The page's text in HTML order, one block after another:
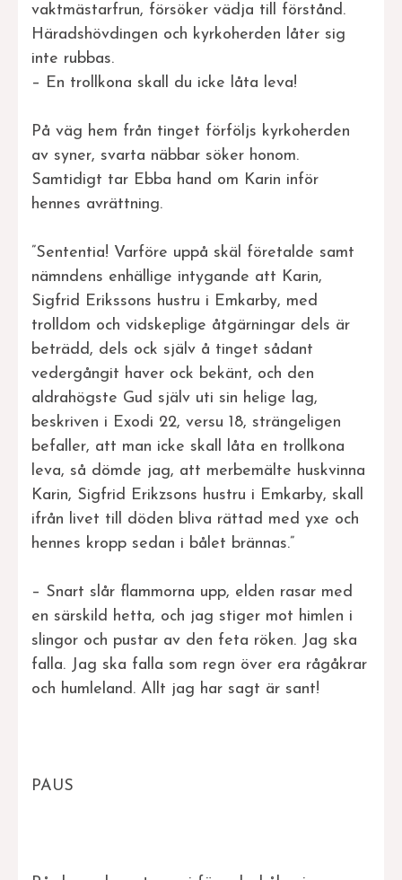
vaktmästarfrun, försöker vädja till förstånd.
Häradshövdingen och kyrkoherden låter sig
inte rubbas.
– En trollkona skall du icke låta leva!
På väg hem från tinget förföljs kyrkoherden
av syner, svarta näbbar söker honom.
Samtidigt tar Ebba hand om Karin inför
hennes avrättning.
”Sententia! Varföre uppå skäl företalde samt
nämndens enhällige intygande att Karin,
Sigfrid Erikssons hustru i Emkarby, med
trolldom och vidskeplige åtgärningar dels är
beträdd, dels ock själv å tinget sådant
vedergångit haver ock bekänt, och den
aldrahögste Gud själv uti sin helige lag,
beskriven i Exodi 22, versu 18, strängeligen
befaller, att man icke skall låta en trollkona
leva, så dömde jag, att merbemälte huskvinna
Karin, Sigfrid Erikzsons hustru i Emkarby, skall
ifrån livet till döden bliva rättad med yxe och
hennes kropp sedan i bålet brännas.”
– Snart slår flammorna upp, elden rasar med
en särskild hetta, och jag stiger mot himlen i
slingor och pustar av den feta röken. Jag ska
falla. Jag ska falla som regn över era rågåkrar
och humleland. Allt jag har sagt är sant!
PAUS